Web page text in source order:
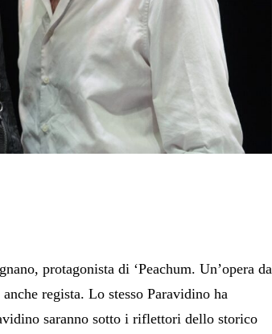
protagonista di ‘Peachum. Un’opera da
regista. Lo stesso Paravidino ha
saranno sotto i riflettori dello storico